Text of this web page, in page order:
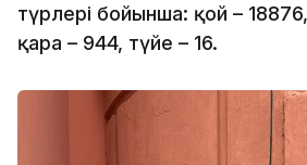
түрлері бойынша: қой – 18876,
қара – 944, түйе – 16.